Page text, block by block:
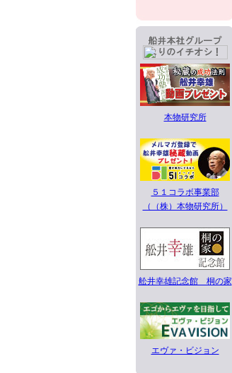
本物研究所
５１コラボ事業部
（（株）本物研究所）
舩井幸雄記念館 桐の家
エヴァ・ビジョン